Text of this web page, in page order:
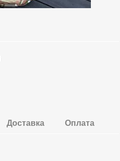
Доставка Оплата